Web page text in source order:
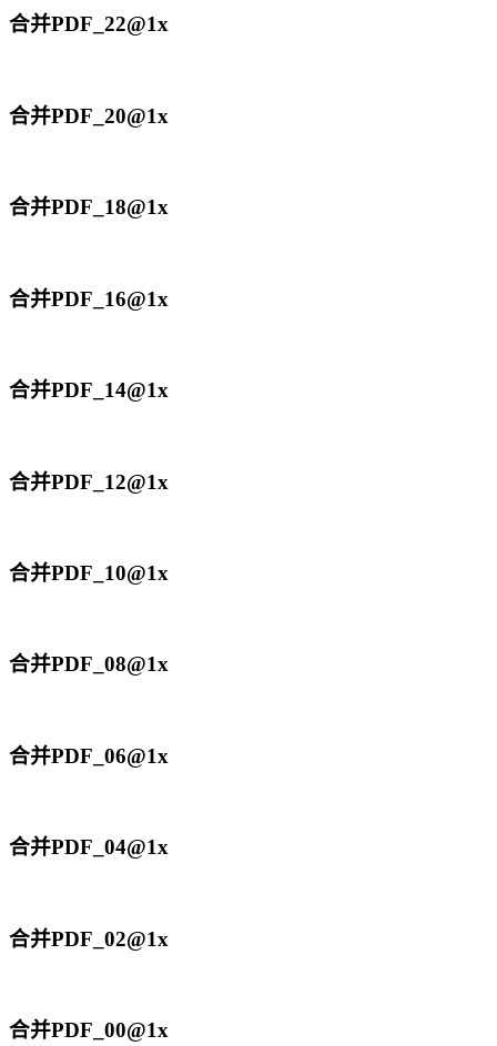
合并PDF_22@1x
合并PDF_20@1x
合并PDF_18@1x
合并PDF_16@1x
合并PDF_14@1x
合并PDF_12@1x
合并PDF_10@1x
合并PDF_08@1x
合并PDF_06@1x
合并PDF_04@1x
合并PDF_02@1x
合并PDF_00@1x